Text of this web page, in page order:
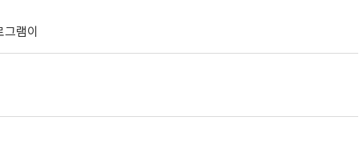
램이